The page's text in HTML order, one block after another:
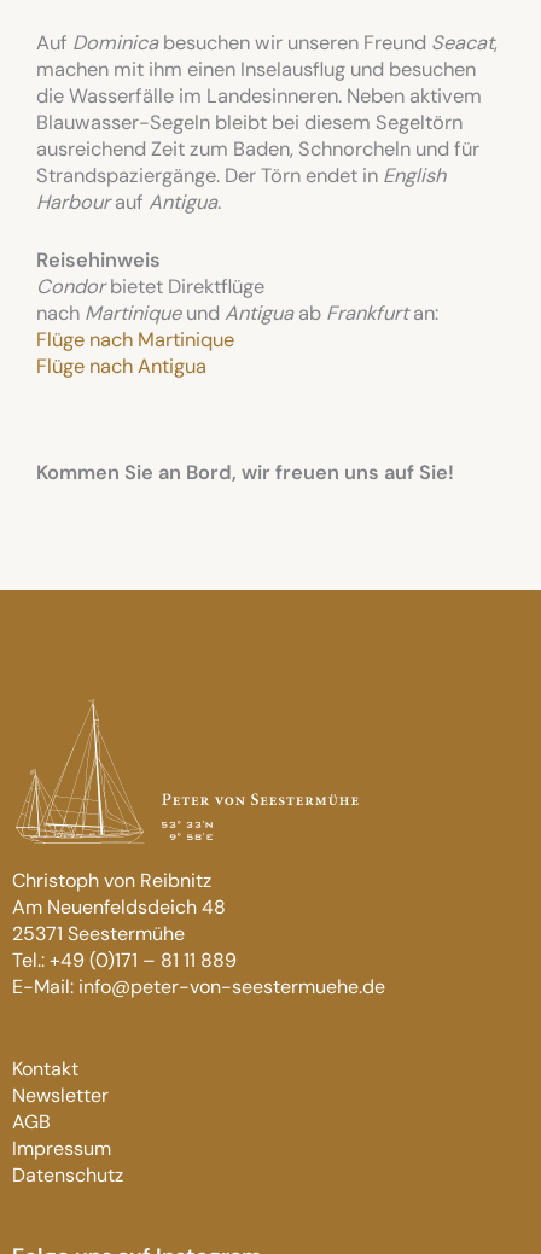
Auf Dominicabesuchen wir unseren Freund Seacat,
machen mit ihm einen Inselausflug und besuchen
die Wasserfälle im Landesinneren. Neben aktivem
Blauwasser-Segeln bleibt bei diesem Segeltörn
ausreichend Zeit zum Baden, Schnorcheln und für
Strandspaziergänge. Der Törn endet in English
Harbourauf Antigua.
Reisehinweis
Condorbietet Direktflüge
nach Martiniqueund Antiguaab Frankfurtan:
Flüge nach Martinique
Flüge nach Antigua
Kommen Sie an Bord, wir freuen uns auf Sie!
Christoph von Reibnitz
Am Neuenfeldsdeich 48
25371 Seestermühe
Tel.: +49 (0)171 – 81 11 889
E-Mail: info@peter-von-seestermuehe.de
Kontakt
Newsletter
AGB
Impressum
Datenschutz